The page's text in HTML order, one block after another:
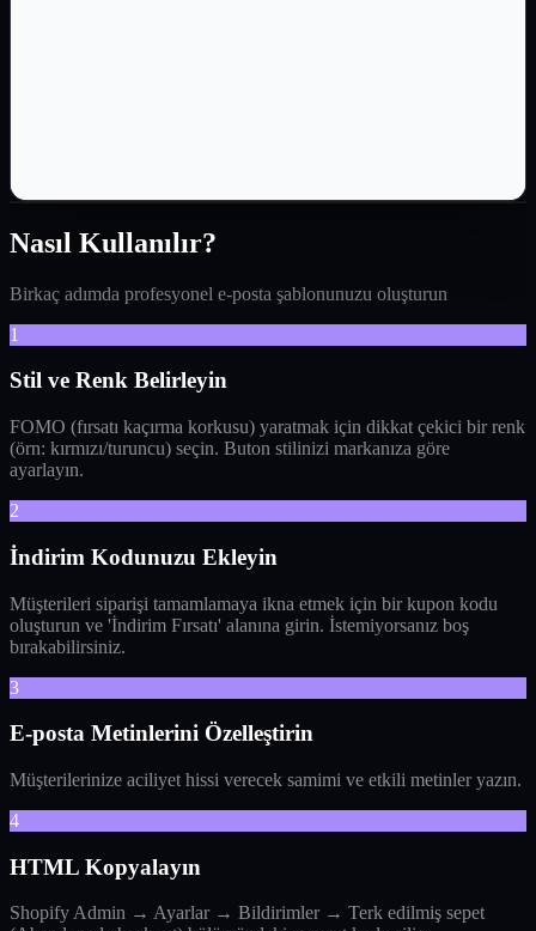
Nasıl Kullanılır?
Birkaç adımda profesyonel e-posta şablonunuzu oluşturun
1
Stil ve Renk Belirleyin
FOMO (fırsatı kaçırma korkusu) yaratmak için dikkat çekici bir renk
(örn: kırmızı/turuncu) seçin. Buton stilinizi markanıza göre
ayarlayın.
2
İndirim Kodunuzu Ekleyin
Müşterileri siparişi tamamlamaya ikna etmek için bir kupon kodu
oluşturun ve 'İndirim Fırsatı' alanına girin. İstemiyorsanız boş
bırakabilirsiniz.
3
E-posta Metinlerini Özelleştirin
Müşterilerinize aciliyet hissi verecek samimi ve etkili metinler yazın.
4
HTML Kopyalayın
Shopify Admin → Ayarlar → Bildirimler → Terk edilmiş sepet